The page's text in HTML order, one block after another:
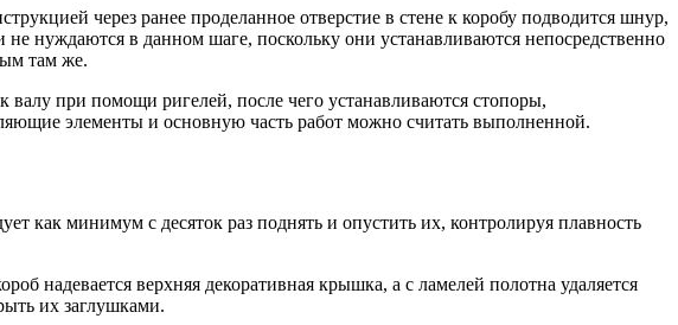
через ранее проделанное отверстие в стене к коробу подводится шнур,
нуждаются в данном шаге, поскольку они устанавливаются непосредственно
там же.
валу при помощи ригелей, после чего устанавливаются стопоры,
элементы и основную часть работ можно считать выполненной.
как минимум с десяток раз поднять и опустить их, контролируя плавность
надевается верхняя декоративная крышка, а с ламелей полотна удаляется
их заглушками.